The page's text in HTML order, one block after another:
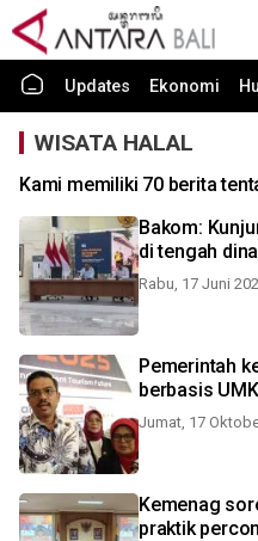
Updates Ekonomi
WISATA HALAL
Kami memiliki 70 berita
Bakom:
di tengah
Rabu, 17 Juni
Pemerintah
berbasis
Jumat, 17
Kemenag
praktik